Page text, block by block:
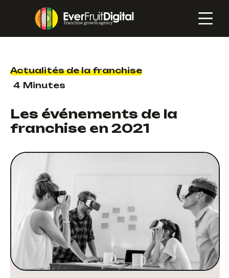
Actualités de la franchise
4 Minutes
Les événements de la
franchise en 2021